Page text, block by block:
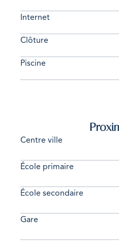
Internet
Clôture
Piscine
Centre ville
École primaire
École secondaire
Gare